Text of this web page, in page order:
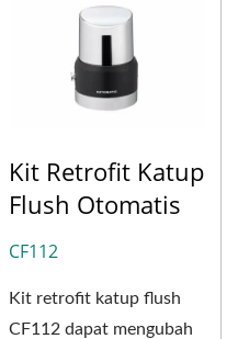
Kit Retrofit Katup
Flush Otomatis
CF112
Kit retrofit katup flush
CF112 dapat mengubah